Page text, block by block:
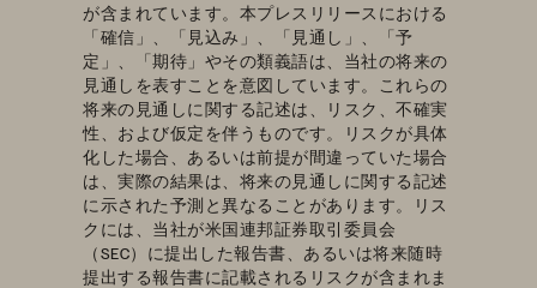
が含まれています。本プレスリリースにおける
「確信」、「見込み」、「見通し」、「予
定」、「期待」やその類義語は、当社の将来の
見通しを表すことを意図しています。これらの
将来の見通しに関する記述は、リスク、不確実
性、および仮定を伴うものです。リスクが具体
化した場合、あるいは前提が間違っていた場合
は、実際の結果は、将来の見通しに関する記述
に示された予測と異なることがあります。リス
クには、当社が米国連邦証券取引委員会
（SEC）に提出した報告書、あるいは将来随時
提出する報告書に記載されるリスクが含まれま